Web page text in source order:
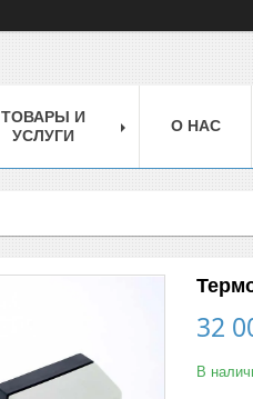
ТОВАРЫ И
УСЛУГИ
О НАС
32
В